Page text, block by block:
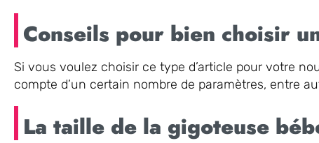
Conseils pour bien choisir
Si vous voulez choisir ce type d’article pour votre
compte d’un certain nombre de paramètres, entre
La taille de la gigoteuse